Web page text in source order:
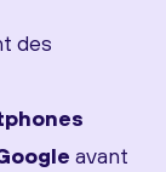
des
avant